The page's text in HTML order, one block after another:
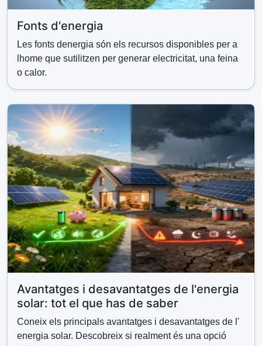
Fonts d'energia
Les fonts denergia són els recursos disponibles per a
lhome que sutilitzen per generar electricitat, una feina
o calor.
Avantatges i desavantatges de l'energia
solar: tot el que has de saber
Coneix els principals avantatges i desavantatges de l'
energia solar. Descobreix si realment és una opció